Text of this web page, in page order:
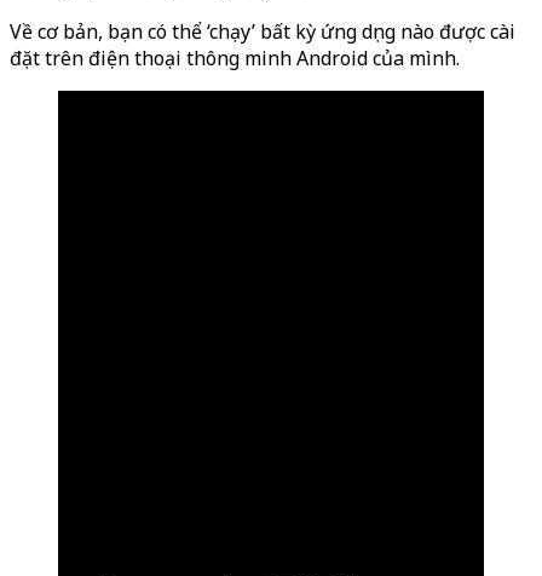
Về cơ bản, bạn có thể ‘chạy’ bất kỳ ứng dụng nào được cài
đặt trên điện thoại thông minh Android của mình.